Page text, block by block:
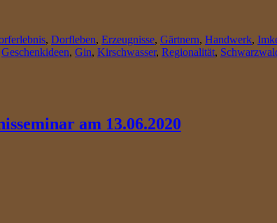
, Dorfleben, Erzeugnisse, Gärtnern, Handwerk,
Geschenkideen, Gin, Kirschwasser, Regionalität,
am 13.06.2020